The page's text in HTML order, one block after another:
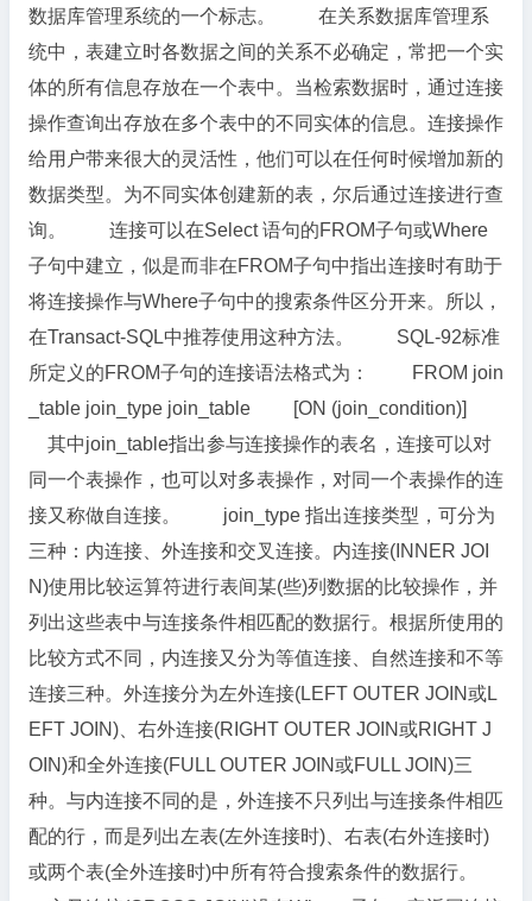
数据库管理系统的一个标志。 在关系数据库管理系
统中，表建立时各数据之间的关系不必确定，常把一个实
体的所有信息存放在一个表中。当检索数据时，通过连接
操作查询出存放在多个表中的不同实体的信息。连接操作
给用户带来很大的灵活性，他们可以在任何时候增加新的
数据类型。为不同实体创建新的表，尔后通过连接进行查
询。 连接可以在Select 语句的FROM子句或Where
子句中建立，似是而非在FROM子句中指出连接时有助于
将连接操作与Where子句中的搜索条件区分开来。所以，
在Transact-SQL中推荐使用这种方法。 SQL-92标准
所定义的FROM子句的连接语法格式为： FROM join
_table join_type join_table [ON (join_condition)]
其中join_table指出参与连接操作的表名，连接可以对
同一个表操作，也可以对多表操作，对同一个表操作的连
接又称做自连接。 join_type 指出连接类型，可分为
三种：内连接、外连接和交叉连接。内连接(INNER JOI
N)使用比较运算符进行表间某(些)列数据的比较操作，并
列出这些表中与连接条件相匹配的数据行。根据所使用的
比较方式不同，内连接又分为等值连接、自然连接和不等
连接三种。外连接分为左外连接(LEFT OUTER JOIN或L
EFT JOIN)、右外连接(RIGHT OUTER JOIN或RIGHT J
OIN)和全外连接(FULL OUTER JOIN或FULL JOIN)三
种。与内连接不同的是，外连接不只列出与连接条件相匹
配的行，而是列出左表(左外连接时)、右表(右外连接时)
或两个表(全外连接时)中所有符合搜索条件的数据行。